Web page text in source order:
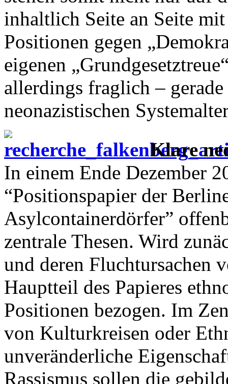
inhaltlich Seite an Seite
Positionen gegen
eigenen
allerdings fraglich –
neonazistischen
Klare
In einem Ende Dezember
“Positionspapier der
Asylcontainerdörfer”
zentrale Thesen. Wird
und deren Fluchtursachen
Hauptteil des Papieres
Positionen bezogen. Im
von Kulturkreisen oder
unveränderliche
Rassismus sollen die